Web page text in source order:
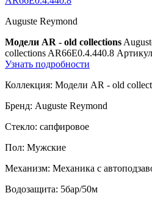
Auguste Reymond
Модели AR - old collections
collections AR66E0.4.440.8
Узнать подробности
Коллекция: Модели AR - old
Бренд: Auguste Reymond
Стекло: сапфировое
Пол: Мужские
Механизм: Механика с
Водозащита: 5бар/50м